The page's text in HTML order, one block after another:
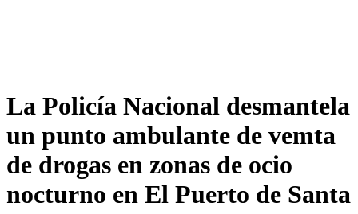
La Policía Nacional desmantela
un punto ambulante de vemta
de drogas en zonas de ocio
nocturno en El Puerto de Santa